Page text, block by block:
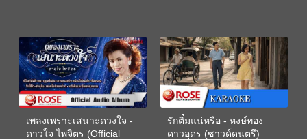
เพลงเพราะเสนาะดวงใจ -
ดาวใจ ไพจิตร (Official
รักติ๋มแน่หรือ - หงษ์ทอง
ดาวอุดร (ซาวด์ดนตรี)